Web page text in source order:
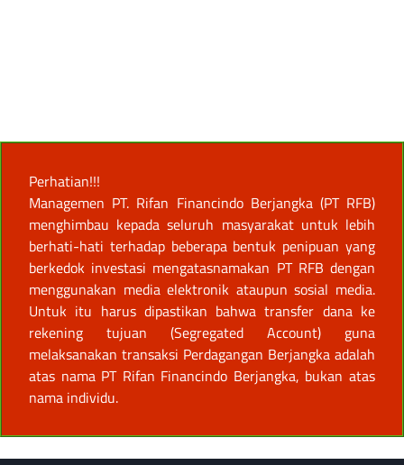
Perhatian!!!
Managemen PT. Rifan Financindo Berjangka (PT RFB)
menghimbau kepada seluruh masyarakat untuk lebih
berhati-hati terhadap beberapa bentuk penipuan yang
berkedok investasi mengatasnamakan PT RFB dengan
menggunakan media elektronik ataupun sosial media.
Untuk itu harus dipastikan bahwa transfer dana ke
rekening tujuan (Segregated Account) guna
melaksanakan transaksi Perdagangan Berjangka adalah
atas nama PT Rifan Financindo Berjangka, bukan atas
nama individu.